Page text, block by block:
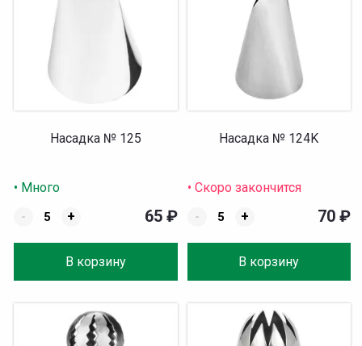
Насадка № 125
• Много
-
+
В корзину
65 ₽
Насадка № 124K
• Скоро закончится
-
+
В корзину
70 ₽